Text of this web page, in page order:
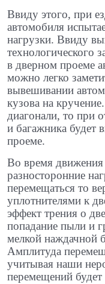
Ввиду этого, при
автомобиля
нагрузки. Ввиду
технологического
в дверном проеме
можно легко
вывешивании
кузова на
диагонали, то при
и багажника будет
проеме.
Во время движения
разносторонние
перемещаться то
уплотнителями к
эффект трения о
попадание пыли и
мелкой наждачной
Амплитуда
учитывая наши
перемещений будет